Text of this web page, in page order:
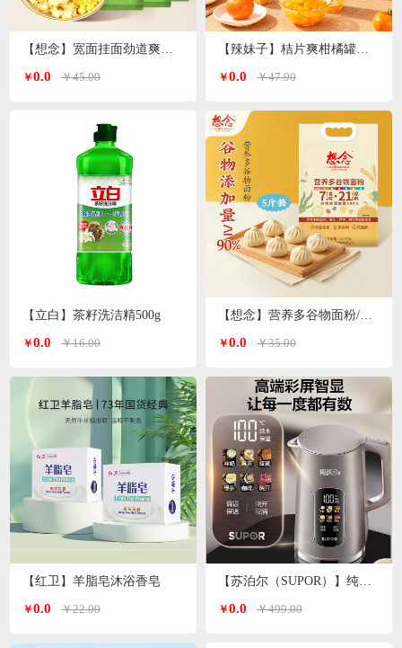
￥0.0 ￥45.00
【立白】茶籽洗洁精500g
￥0.0 ￥16.00
【红卫】羊脂皂沐浴香皂
￥0.0 ￥22.00
￥0.0 ￥47.90
￥0.0 ￥35.00
￥0.0 ￥499.00